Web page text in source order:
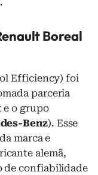
Boreal
Efficiency) foi
parceria
e o grupo
Benz). Esse
marca e
alemã,
de confiabilidade